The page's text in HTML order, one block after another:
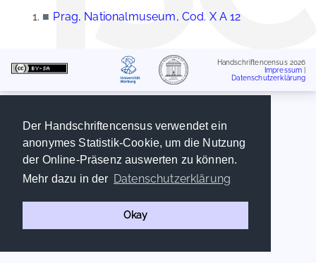
Der Handschriftencensus verwendet ein
anonymes Statistik-Cookie, um die Nutzung
der Online-Präsenz auswerten zu können.
Mehr dazu in der Datenschutzerklärung
Okay
■ Prag, Nationalmuseum, Cod. X A 12
Handschriftencensus 2026
Impressum
Datenschutzerklärung